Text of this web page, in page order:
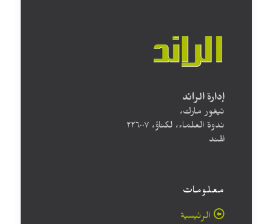
إدارة الرائد
تيغور مارك،
ندوة العلماء، لكناؤ، ۲۲٦۰۰۷
الهند
معلومات
الرئيسية